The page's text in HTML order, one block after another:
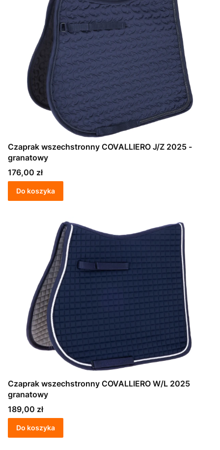
Czaprak wszechstronny COVALLIERO J/Z 2025 -
granatowy
Cena
176,00 zł
Do koszyka
Czaprak wszechstronny COVALLIERO W/L 2025
granatowy
Cena
189,00 zł
Do koszyka